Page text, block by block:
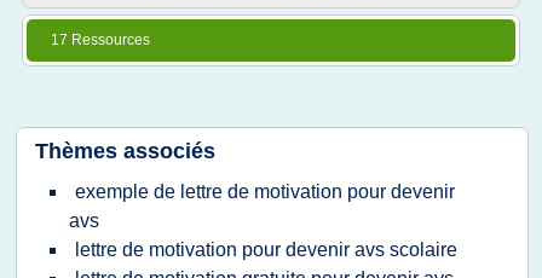
17 Ressources
Thèmes associés
exemple de lettre de motivation pour devenir
avs
lettre de motivation pour devenir avs scolaire